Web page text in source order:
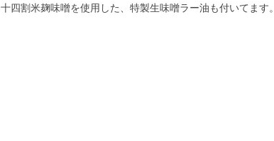
十四割米麹味噌を使用した、特製生味噌ラー油も付いてます。